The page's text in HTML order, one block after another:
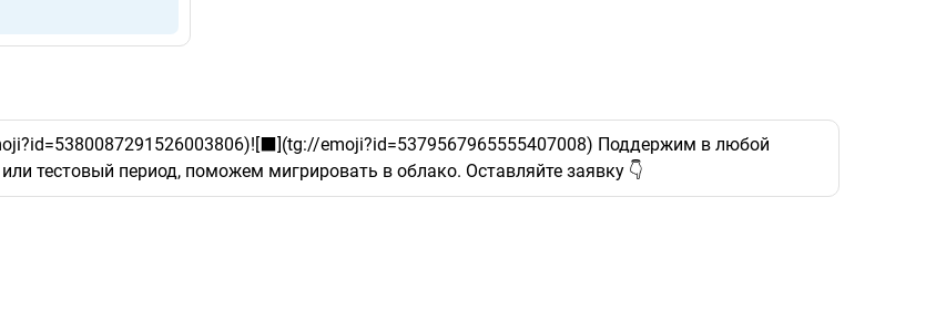
emoji?id=5379567965555407008) Поддержим в любой
тестовый период, поможем мигрировать в облако. Оставляйте заявку 👇